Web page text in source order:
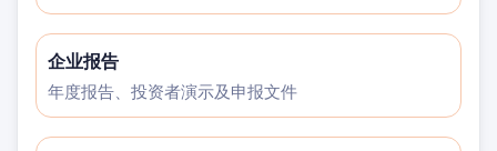
企业报告
年度报告、投资者演示及申报文件